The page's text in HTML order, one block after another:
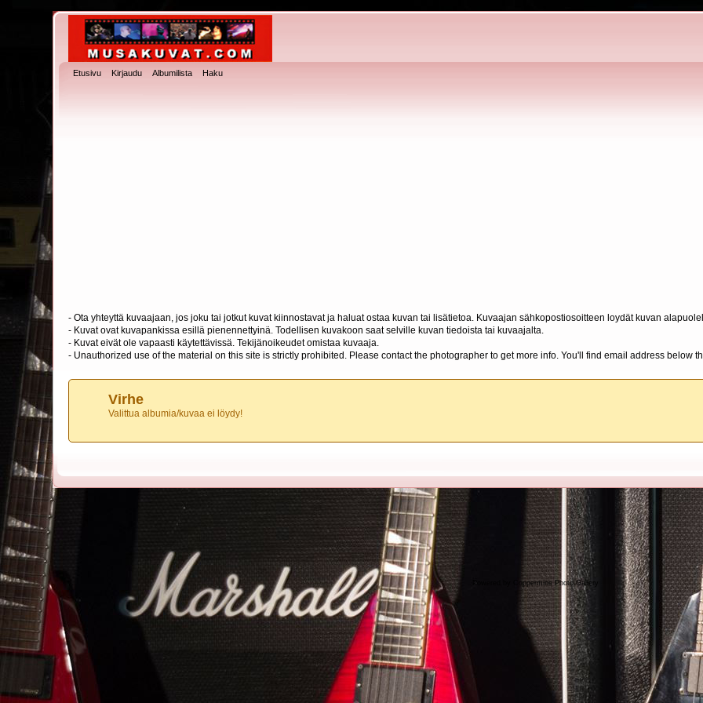
Etusivu Kirjaudu Albumilista Haku
- Ota yhteyttä kuvaajaan, jos joku tai jotkut kuvat kiinnostavat ja haluat ostaa kuvan tai lisätietoa. Kuvaajan sähkopostiosoitteen loydät kuvan
- Kuvat ovat kuvapankissa esillä pienennettyinä. Todellisen kuvakoon saat selville kuvan tiedoista tai kuvaajalta.
- Kuvat eivät ole vapaasti käytettävissä. Tekijänoikeudet omistaa kuvaaja.
- Unauthorized use of the material on this site is strictly prohibited. Please contact the photographer to get more info. You'll find email address below
Virhe
Valittua albumia/kuvaa ei löydy!
Powered by Coppermine Photo Gallery